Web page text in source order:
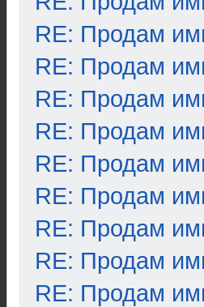
RE: Продам
RE: Продам
RE: Продам
RE: Продам
RE: Продам
RE: Продам
RE: Продам
RE: Продам
RE: Продам